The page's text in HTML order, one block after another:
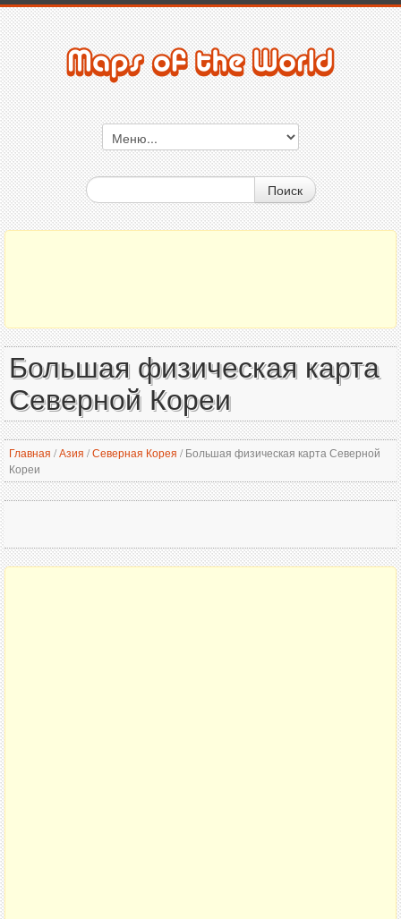
Поиск
Большая физическая карта
Северной Кореи
Главная /Азия /Северная Корея /Большая физическая карта Северной
Кореи